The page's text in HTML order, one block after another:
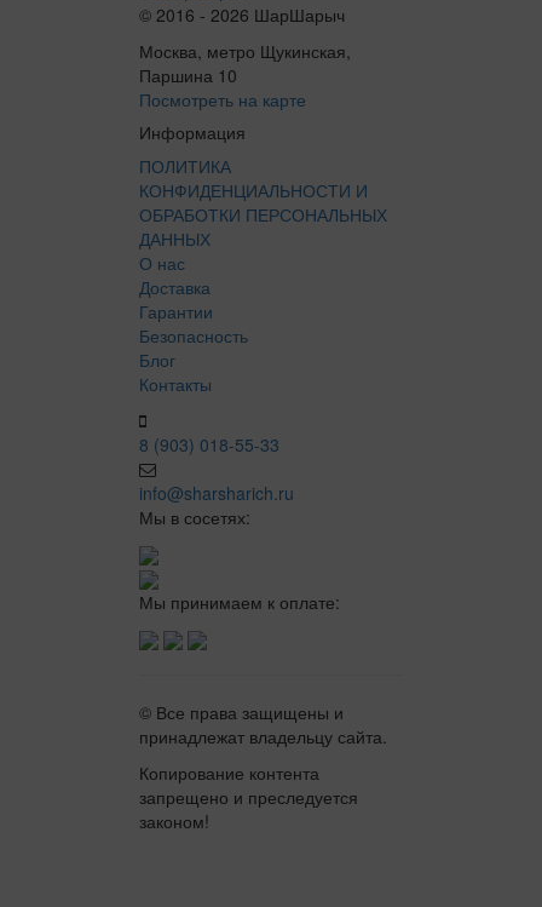
© 2016 - 2026 ШарШарыч
Москва, метро Щукинская,
Паршина 10
Посмотреть на карте
Информация
ПОЛИТИКА
КОНФИДЕНЦИАЛЬНОСТИ И
ОБРАБОТКИ ПЕРСОНАЛЬНЫХ
ДАННЫХ
О нас
Доставка
Гарантии
Безопасность
Блог
Контакты
8 (903) 018-55-33
info@sharsharich.ru
Мы в сосетях:
Мы принимаем к оплате:
© Все права защищены и
принадлежат владельцу сайта.
Копирование контента
запрещено и преследуется
законом!